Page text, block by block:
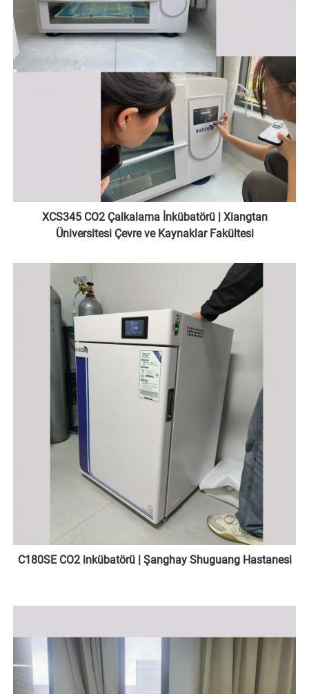
XCS345 CO2 Çalkalama İnkübatörü | Xiangtan
Üniversitesi Çevre ve Kaynaklar Fakültesi
C180SE CO2 inkübatörü | Şanghay Shuguang Hastanesi